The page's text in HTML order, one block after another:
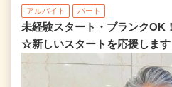
アルバイト パート
未経験スタート・ブランクOK
☆新しいスタートを応援します